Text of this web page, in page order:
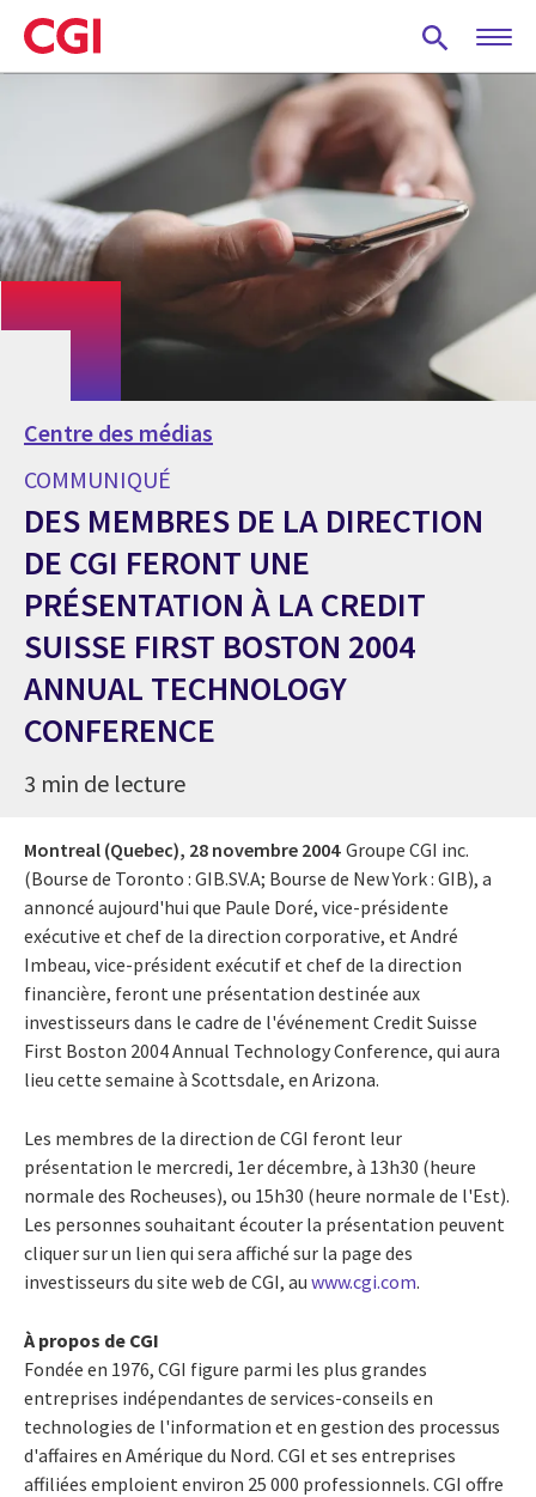
Skip
to
main
Centre des médias
COMMUNIQUÉ
DES MEMBRES DE LA DIRECTION
DE CGI FERONT UNE
PRÉSENTATION À LA CREDIT
SUISSE FIRST BOSTON 2004
ANNUAL TECHNOLOGY
CONFERENCE
3 min de lecture
Montreal (Quebec), 28 novembre 2004 Groupe CGI inc.
(Bourse de Toronto : GIB.SV.A; Bourse de New York : GIB), a
annoncé aujourd'hui que Paule Doré, vice-présidente
exécutive et chef de la direction corporative, et André
Imbeau, vice-président exécutif et chef de la direction
financière, feront une présentation destinée aux
investisseurs dans le cadre de l'événement Credit Suisse
First Boston 2004 Annual Technology Conference, qui aura
lieu cette semaine à Scottsdale, en Arizona.
Les membres de la direction de CGI feront leur
présentation le mercredi, 1er décembre, à 13h30 (heure
normale des Rocheuses), ou 15h30 (heure normale de l'Est).
Les personnes souhaitant écouter la présentation peuvent
cliquer sur un lien qui sera affiché sur la page des
investisseurs du site web de CGI, au www.cgi.com.
À propos de CGI
Fondée en 1976, CGI figure parmi les plus grandes
entreprises indépendantes de services-conseils en
technologies de l'information et en gestion des processus
d'affaires en Amérique du Nord. CGI et ses entreprises
affiliées emploient environ 25 000 professionnels. CGI offre